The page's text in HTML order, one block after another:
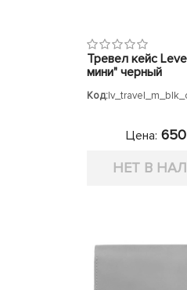
Тревел кейс
мини" черный
Код:
Цена:
НЕТ В